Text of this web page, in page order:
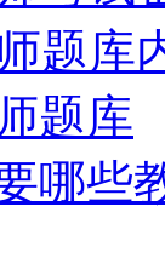
题库
题库
哪些